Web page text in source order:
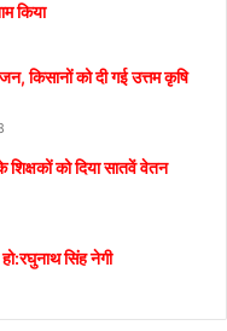
किया
किसानों को दी गई उत्तम कृषि
को दिया सातवें वेतन
सिंह नेगी